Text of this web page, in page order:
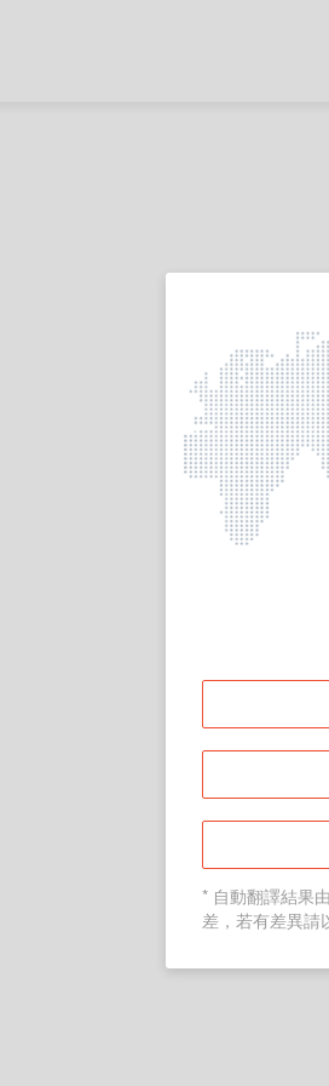
* 自動翻譯結果
差，若有差異請